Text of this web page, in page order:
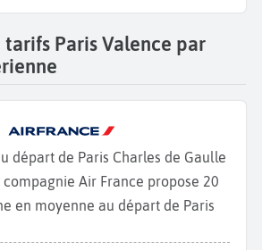
Paris Valence par
départ de Paris Charles de Gaulle
compagnie Air France propose 20
en moyenne au départ de Paris